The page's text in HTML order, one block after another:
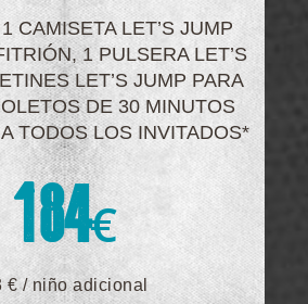
CAMISETA LET’S JUMP
1 PULSERA LET’S
LET’S JUMP PARA
DE 30 MINUTOS
TODOS LOS INVITADOS*
184€
€ / niño adicional